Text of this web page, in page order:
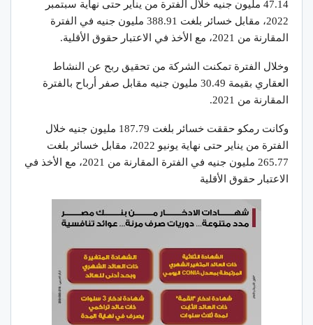
47.14 مليون جنيه خلال الفترة من يناير حتى نهاية سبتمبر
2022، مقابل خسائر بلغت 388.91 مليون جنيه في الفترة
المقارنة من 2021، مع الأخذ في الاعتبار حقوق الأقلية.
وخلال الفترة تمكنت الشركة من تحقيق ربح عن النشاط
العقاري بقيمة 30.49 مليون جنيه مقابل صفر أرباح بالفترة
المقارنة من 2021.
وكانت رمكو حققت خسائر بلغت 187.79 مليون جنيه خلال
الفترة من يناير حتى نهاية يونيو 2022، مقابل خسائر بلغت
265.77 مليون جنيه في الفترة المقارنة من 2021، مع الأخذ في
الاعتبار حقوق الأقلية